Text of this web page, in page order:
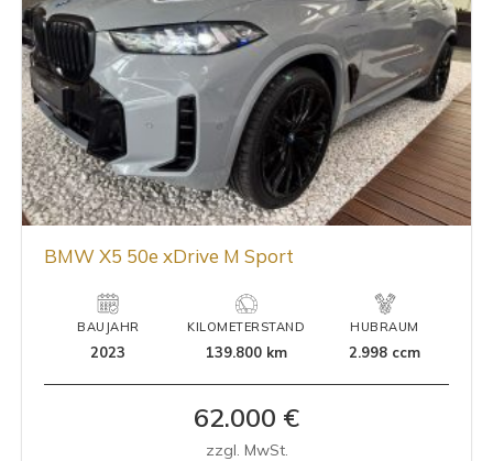
BMW X5 50e xDrive M Sport
BAUJAHR
2023
KILOMETERSTAND
139.800 km
HUBRAUM
2.998 ccm
62.000 €
zzgl. MwSt.